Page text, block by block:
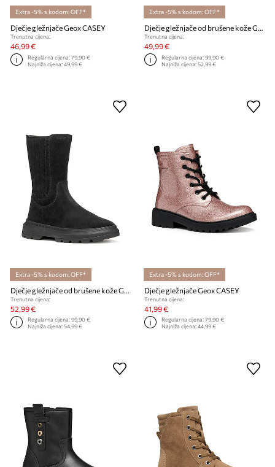
Extra -5% s kodom: OFF*
Dječje gležnjače Geox CASEY
Trenutna cijena:
46,99 €
Regularna cijena:79,90 €
Najniža cijena:49,99 €
Extra -5% s kodom: OFF*
Dječje gležnjače od brušene kože Geox KIDDARTAH
Trenutna cijena:
49,99 €
Regularna cijena:99,90 €
Najniža cijena:52,99 €
Extra -5% s kodom: OFF*
Trenutna cijena:
52,99 €
Regularna cijena:99,90 €
Najniža cijena:54,99 €
Extra -5% s kodom: OFF*
Dječje gležnjače Geox CASEY
Trenutna cijena:
41,99 €
Regularna cijena:79,90 €
Najniža cijena:44,99 €